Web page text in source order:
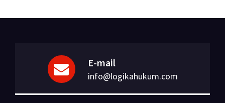
E-mail
info@logikahukum.com